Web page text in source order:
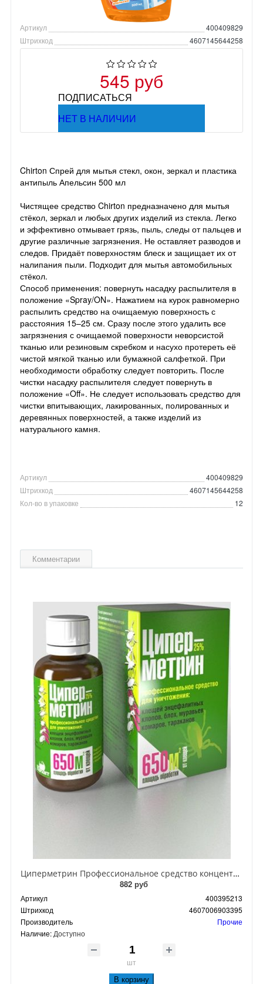
Артикул
400409829
Штрихкод
4607145644258
545 руб
ПОДПИСАТЬСЯ
НЕТ В НАЛИЧИИ
Chirton Спрей для мытья стекл, окон, зеркал и пластика
антипыль Апельсин 500 мл
Чистящее средство Chirton предназначено для мытья
стёкол, зеркал и любых других изделий из стекла. Легко
и эффективно отмывает грязь, пыль, следы от пальцев и
другие различные загрязнения. Не оставляет разводов и
следов. Придаёт поверхностям блеск и защищает их от
налипания пыли. Подходит для мытья автомобильных
стёкол.
Способ применения: повернуть насадку распылителя в
положение «Spray/ON». Нажатием на курок равномерно
распылить средство на очищаемую поверхность с
расстояния 15–25 см. Сразу после этого удалить все
загрязнения с очищаемой поверхности неворсистой
тканью или резиновым скребком и насухо протереть её
чистой мягкой тканью или бумажной салфеткой. При
необходимости обработку следует повторить. После
чистки насадку распылителя следует повернуть в
положение «Off». Не следует использовать средство для
чистки впитывающих, лакированных, полированных и
деревянных поверхностей, а также изделий из
натурального камня.
Артикул
400409829
Штрихкод
4607145644258
Кол-во в упаковке
12
Комментарии
Циперметрин Профессиональное средство концентрат эмульсии 25% для уничтожения тараканов, мух,комаров, блох, клопов, муравьев, ос 50 мл
882 руб
Артикул
400395213
Штрихкод
4607006903395
Производитель
Прочие
Наличие: Доступно
шт
В корзину